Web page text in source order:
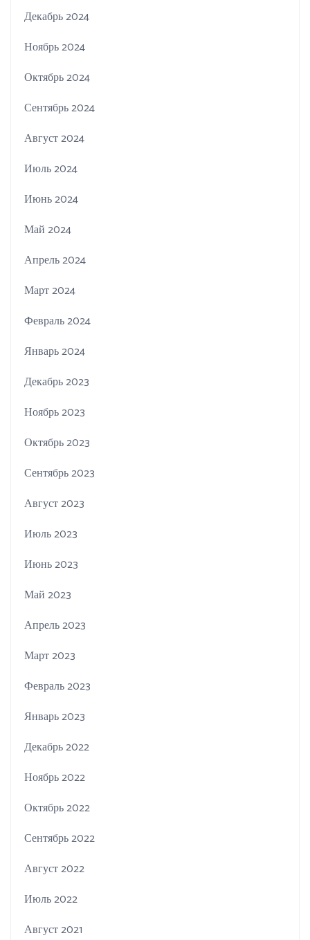
Декабрь 2024
Ноябрь 2024
Октябрь 2024
Сентябрь 2024
Август 2024
Июль 2024
Июнь 2024
Май 2024
Апрель 2024
Март 2024
Февраль 2024
Январь 2024
Декабрь 2023
Ноябрь 2023
Октябрь 2023
Сентябрь 2023
Август 2023
Июль 2023
Июнь 2023
Май 2023
Апрель 2023
Март 2023
Февраль 2023
Январь 2023
Декабрь 2022
Ноябрь 2022
Октябрь 2022
Сентябрь 2022
Август 2022
Июль 2022
Август 2021